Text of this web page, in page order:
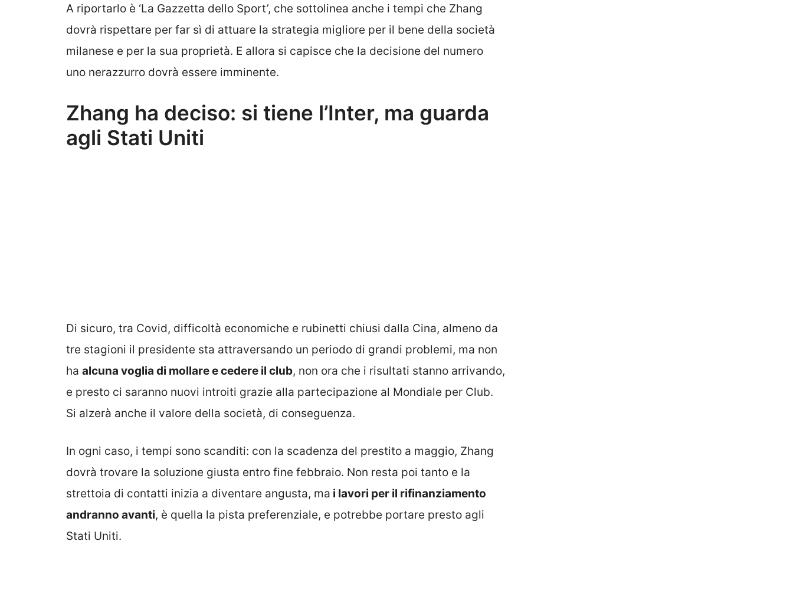
A riportarlo è ‘La Gazzetta dello Sport’, che sottolinea anche i tempi che Zhang
dovrà rispettare per far sì di attuare la strategia migliore per il bene della società
milanese e per la sua proprietà. E allora si capisce che la decisione del numero
uno nerazzurro dovrà essere imminente.
Zhang ha deciso: si tiene l’Inter, ma guarda
agli Stati Uniti
Di sicuro, tra Covid, difficoltà economiche e rubinetti chiusi dalla Cina, almeno da
tre stagioni il presidente sta attraversando un periodo di grandi problemi, ma non
ha alcuna voglia di mollare e cedere il club, non ora che i risultati stanno arrivando,
e presto ci saranno nuovi introiti grazie alla partecipazione al Mondiale per Club.
Si alzerà anche il valore della società, di conseguenza.
In ogni caso, i tempi sono scanditi: con la scadenza del prestito a maggio, Zhang
dovrà trovare la soluzione giusta entro fine febbraio. Non resta poi tanto e la
strettoia di contatti inizia a diventare angusta, ma i lavori per il rifinanziamento
andranno avanti, è quella la pista preferenziale, e potrebbe portare presto agli
Stati Uniti.